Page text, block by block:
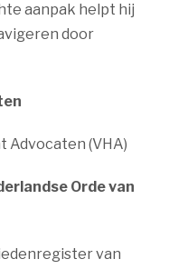
aanpak helpt hij
door
Advocaten (VHA)
Orde van
van